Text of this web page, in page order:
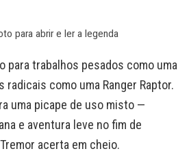
para abrir e ler a legenda
para trabalhos pesados como uma
radicais como uma Ranger Raptor.
uma picape de uso misto —
e aventura leve no fim de
acerta em cheio.